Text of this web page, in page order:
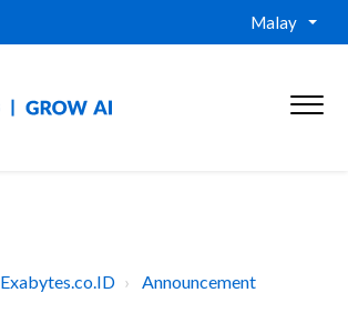
Malay
Exabytes.co.ID Announcement